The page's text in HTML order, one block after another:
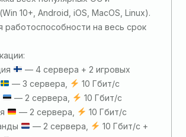
10+, Android, iOS, MacOS, Linux).
работоспособности на весь срок
— 4 сервера + 2 игровых
— 3 сервера,
10 Гбит/с
— 2 сервера,
10 Гбит/с
— 2 сервера,
10 Гбит/c
— 2 сервера,
10 Гбит/c +